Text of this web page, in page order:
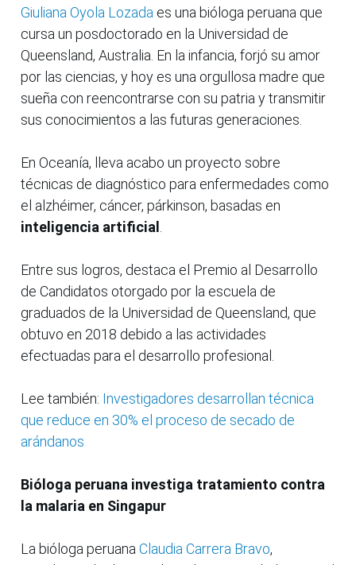
Giuliana Oyola Lozada es una bióloga peruana que
cursa un posdoctorado en la Universidad de
Queensland, Australia. En la infancia, forjó su amor
por las ciencias, y hoy es una orgullosa madre que
sueña con reencontrarse con su patria y transmitir
sus conocimientos a las futuras generaciones.
En Oceanía, lleva acabo un proyecto sobre
técnicas de diagnóstico para enfermedades como
el alzhéimer, cáncer, párkinson, basadas en
inteligencia artificial .
Entre sus logros, destaca el Premio al Desarrollo
de Candidatos otorgado por la escuela de
graduados de la Universidad de Queensland, que
obtuvo en 2018 debido a las actividades
efectuadas para el desarrollo profesional.
Lee también: Investigadores desarrollan técnica
que reduce en 30% el proceso de secado de
arándanos
Bióloga peruana investiga tratamiento contra
la malaria en Singapur
La bióloga peruanaClaudia Carrera Bravo,